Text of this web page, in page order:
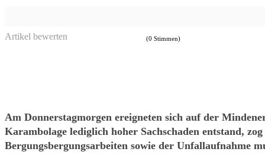
Artikel bewerten (0 Stimmen)
Am Donnerstagmorgen ereigneten sich auf der
Karambolage lediglich hoher Sachschaden entstand,
Bergungsbergungsarbeiten sowie der Unfallaufnahme